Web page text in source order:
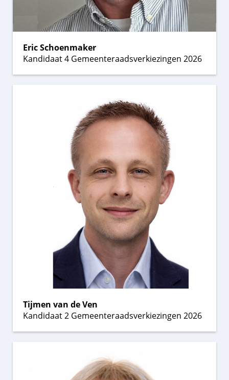
Eric Schoenmaker
Kandidaat 4 Gemeenteraadsverkiezingen 2026
Tijmen van de Ven
Kandidaat 2 Gemeenteraadsverkiezingen 2026